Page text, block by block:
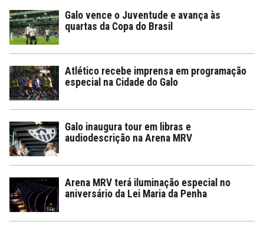
Galo vence o Juventude e avança às
quartas da Copa do Brasil
Atlético recebe imprensa em programação
especial na Cidade do Galo
Galo inaugura tour em libras e
audiodescrição na Arena MRV
Arena MRV terá iluminação especial no
aniversário da Lei Maria da Penha